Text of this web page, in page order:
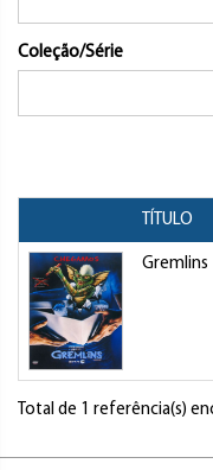
Coleção/Série
TÍTULO
Gremlins
Total de 1 referência(s)